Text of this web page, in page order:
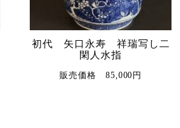
初代 矢口永寿 祥瑞写し二
閑人水指
販売価格 85,000円